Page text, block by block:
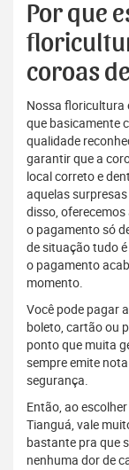
Por que
coroas
Nossa floricultura
que basicamente
qualidade
garantir que a
local correto e
aquelas
disso,
o pagamento só
de situação tudo
o pagamento
momento.
Você pode pagar
boleto, cartão ou
ponto que muita
sempre emite
segurança.
Então, ao
Tianguá, vale
bastante pra que
nenhuma dor de